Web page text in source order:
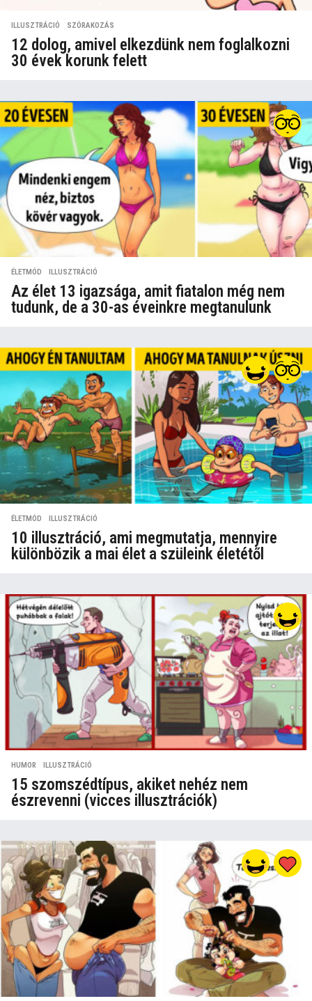
ILLUSZTRÁCIÓ ,SZÓRAKOZÁS
12 dolog, amivel elkezdünk nem foglalkozni
30 évek korunk felett
ÉLETMÓD ILLUSZTRÁCIÓ
Az élet 13 igazsága, amit fiatalon még nem
tudunk, de a 30-as éveinkre megtanulunk
ÉLETMÓD ILLUSZTRÁCIÓ
10 illusztráció, ami megmutatja, mennyire
különbözik a mai élet a szüleink életétől
HUMOR ILLUSZTRÁCIÓ
15 szomszédtípus, akiket nehéz nem
észrevenni (vicces illusztrációk)